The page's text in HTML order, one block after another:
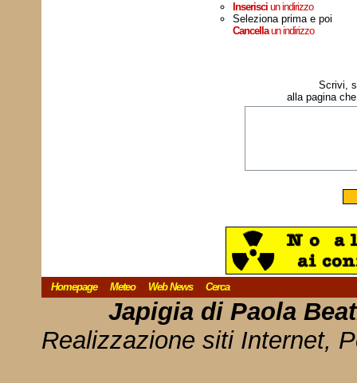
Inserisciun indirizzo
Seleziona prima e poi
Cancellaun indirizzo
Scrivi,
alla pagina
Homepage Meteo Web News Cerca
Japigia di Paola
Realizzazione siti Internet,